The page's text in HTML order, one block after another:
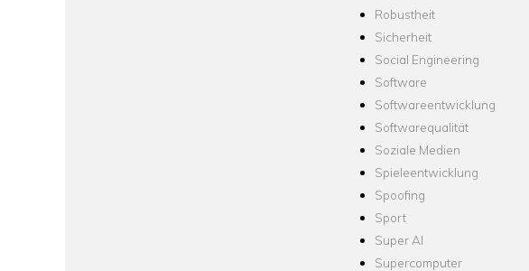
Robustheit
Sicherheit
Social Engineering
Software
Softwareentwicklung
Softwarequalität
Soziale Medien
Spieleentwicklung
Spoofing
Sport
Super AI
Supercomputer